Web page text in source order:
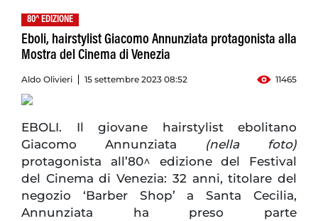
80^ EDIZIONE
Eboli, hairstylist Giacomo Annunziata protagonista alla
Mostra del Cinema di Venezia
Aldo Olivieri 15 settembre 2023 08:52 11465
EBOLI. Il giovane hairstylist ebolitano
Giacomo Annunziata (nella foto)
protagonista all’80^ edizione del Festival
del Cinema di Venezia: 32 anni, titolare del
negozio ‘Barber Shop’ a Santa Cecilia,
Annunziata ha preso parte